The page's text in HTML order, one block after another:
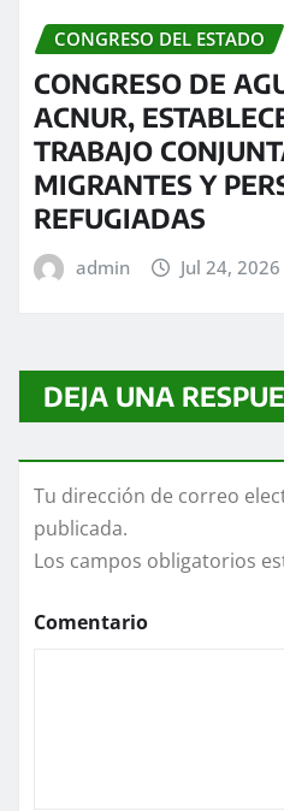
CONGRESO DEL ESTADO
CONGRESO DE
ACNUR,
TRABAJO
MIGRANTES Y
REFUGIADAS
admin Jul 24, 2026
DEJA UNA
Tu dirección de correo
publicada.
Los campos obligatorios
Comentario